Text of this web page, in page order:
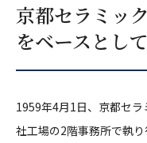
京都セラミッ
をベースとし
1959年4月1日、京都セ
社工場の2階事務所で執